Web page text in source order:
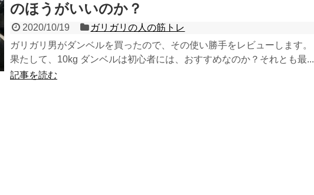
のほうがいいのか？
2020/10/19
ガリガリの人の筋トレ
ガリガリ男がダンベルを買ったので、その使い勝手をレビューします。
果たして、10kg ダンベルは初心者には、おすすめなのか？それとも最...
記事を読む